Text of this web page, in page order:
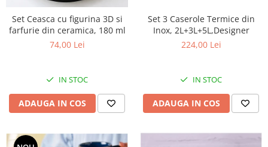
Set Ceasca cu figurina 3D si
farfurie din ceramica, 180 ml
74,00 Lei
IN STOC
ADAUGA IN COS
Set 3 Caserole Termice din
Inox, 2L+3L+5L,Designer
224,00 Lei
IN STOC
ADAUGA IN COS